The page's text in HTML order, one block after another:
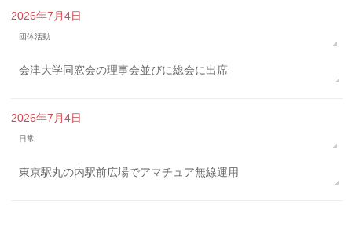
2026年7月4日
団体活動
会津大学同窓会の理事会並びに総会に出席
2026年7月4日
日常
東京駅丸の内駅前広場でアマチュア無線運用